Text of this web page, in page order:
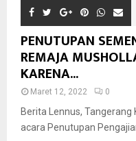
PENUTUPAN
REMAJA
KARENA...
Maret 12, 2022 0
Berita Lennus,
acara Penutupan